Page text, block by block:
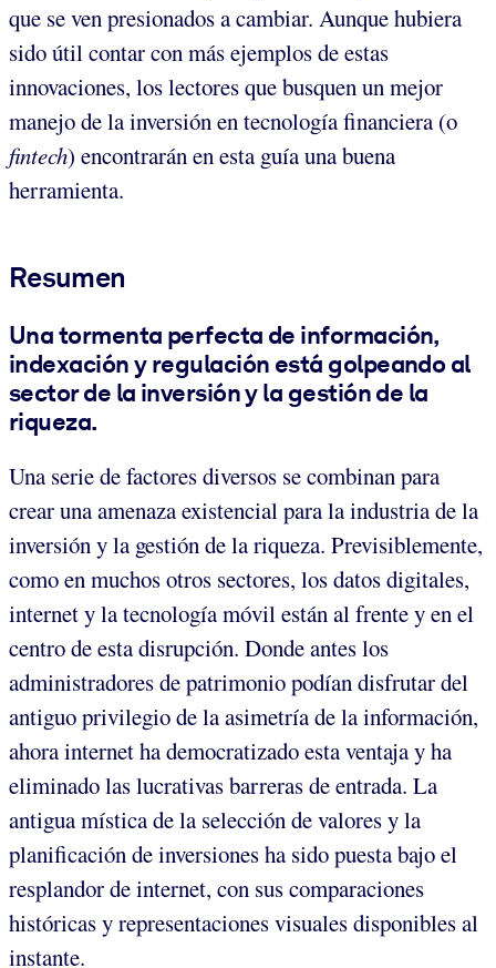
que se ven presionados a cambiar. Aunque hubiera
sido útil contar con más ejemplos de estas
innovaciones, los lectores que busquen un mejor
manejo de la inversión en tecnología financiera (o
fintech) encontrarán en esta guía una buena
herramienta.
Resumen
Una tormenta perfecta de información,
indexación y regulación está golpeando al
sector de la inversión y la gestión de la
riqueza.
Una serie de factores diversos se combinan para
crear una amenaza existencial para la industria de la
inversión y la gestión de la riqueza. Previsiblemente,
como en muchos otros sectores, los datos digitales,
internet y la tecnología móvil están al frente y en el
centro de esta disrupción. Donde antes los
administradores de patrimonio podían disfrutar del
antiguo privilegio de la asimetría de la información,
ahora internet ha democratizado esta ventaja y ha
eliminado las lucrativas barreras de entrada. La
antigua mística de la selección de valores y la
planificación de inversiones ha sido puesta bajo el
resplandor de internet, con sus comparaciones
históricas y representaciones visuales disponibles al
instante.